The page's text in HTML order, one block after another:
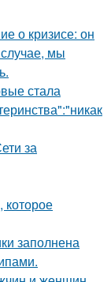
о кризисе: он
мы
стала
за
которое
заполнена